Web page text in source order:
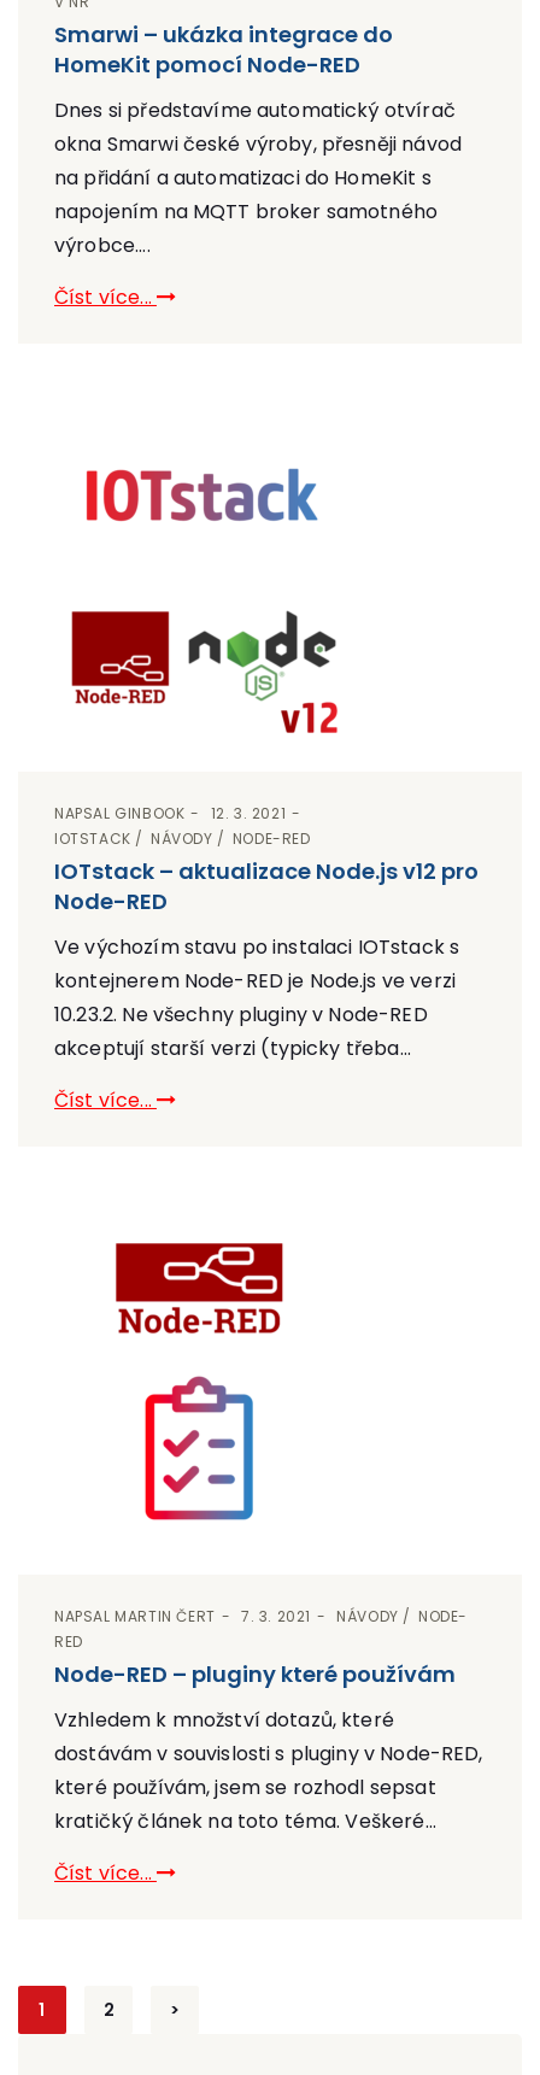
Smarwi – ukázka integrace do
HomeKit pomocí Node-RED
Dnes si představíme automatický otvírač
okna Smarwi české výroby, přesněji návod
na přidání a automatizaci do HomeKit s
napojením na MQTT broker samotného
výrobce....
Číst více...
NAPSAL GINBOOK
12. 3. 2021
IOTSTACK
NÁVODY NODE-RED
IOTstack – aktualizace Node.js v12 pro
Node-RED
Ve výchozím stavu po instalaci IOTstack s
kontejnerem Node-RED je Node.js ve verzi
10.23.2. Ne všechny pluginy v Node-RED
akceptují starší verzi (typicky třeba...
Číst více...
NAPSAL MARTIN ČERT 7. 3. 2021 NÁVODY
NODE-
RED
Node-RED – pluginy které používám
Vzhledem k množství dotazů, které
dostávám v souvislosti s pluginy v Node-RED,
které používám, jsem se rozhodl sepsat
kratičký článek na toto téma. Veškeré...
Číst více...
Stránkování
1 2 >